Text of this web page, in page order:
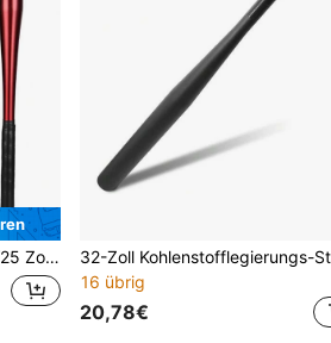
und Wettkämpfe Outdoor
16 übrig
20,78€